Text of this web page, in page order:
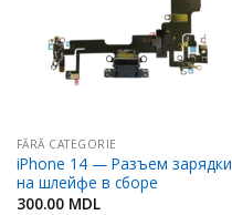
FĂRĂ CATEGORIE
iPhone 14 — Разъем зарядки
на шлейфе в сборе
300.00 MDL